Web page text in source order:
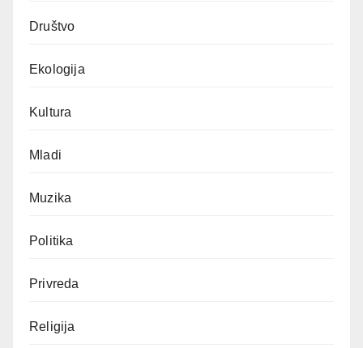
Društvo
Ekologija
Kultura
Mladi
Muzika
Politika
Privreda
Religija